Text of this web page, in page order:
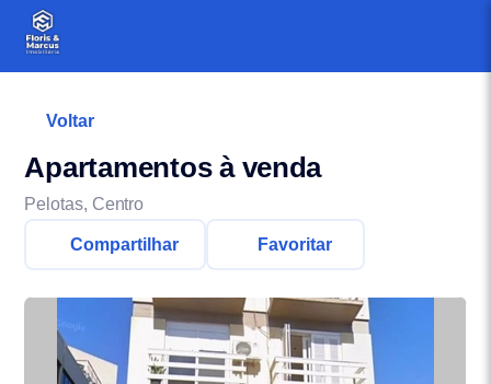
Voltar
Apartamentos à venda
Pelotas, Centro
Compartilhar Favoritar